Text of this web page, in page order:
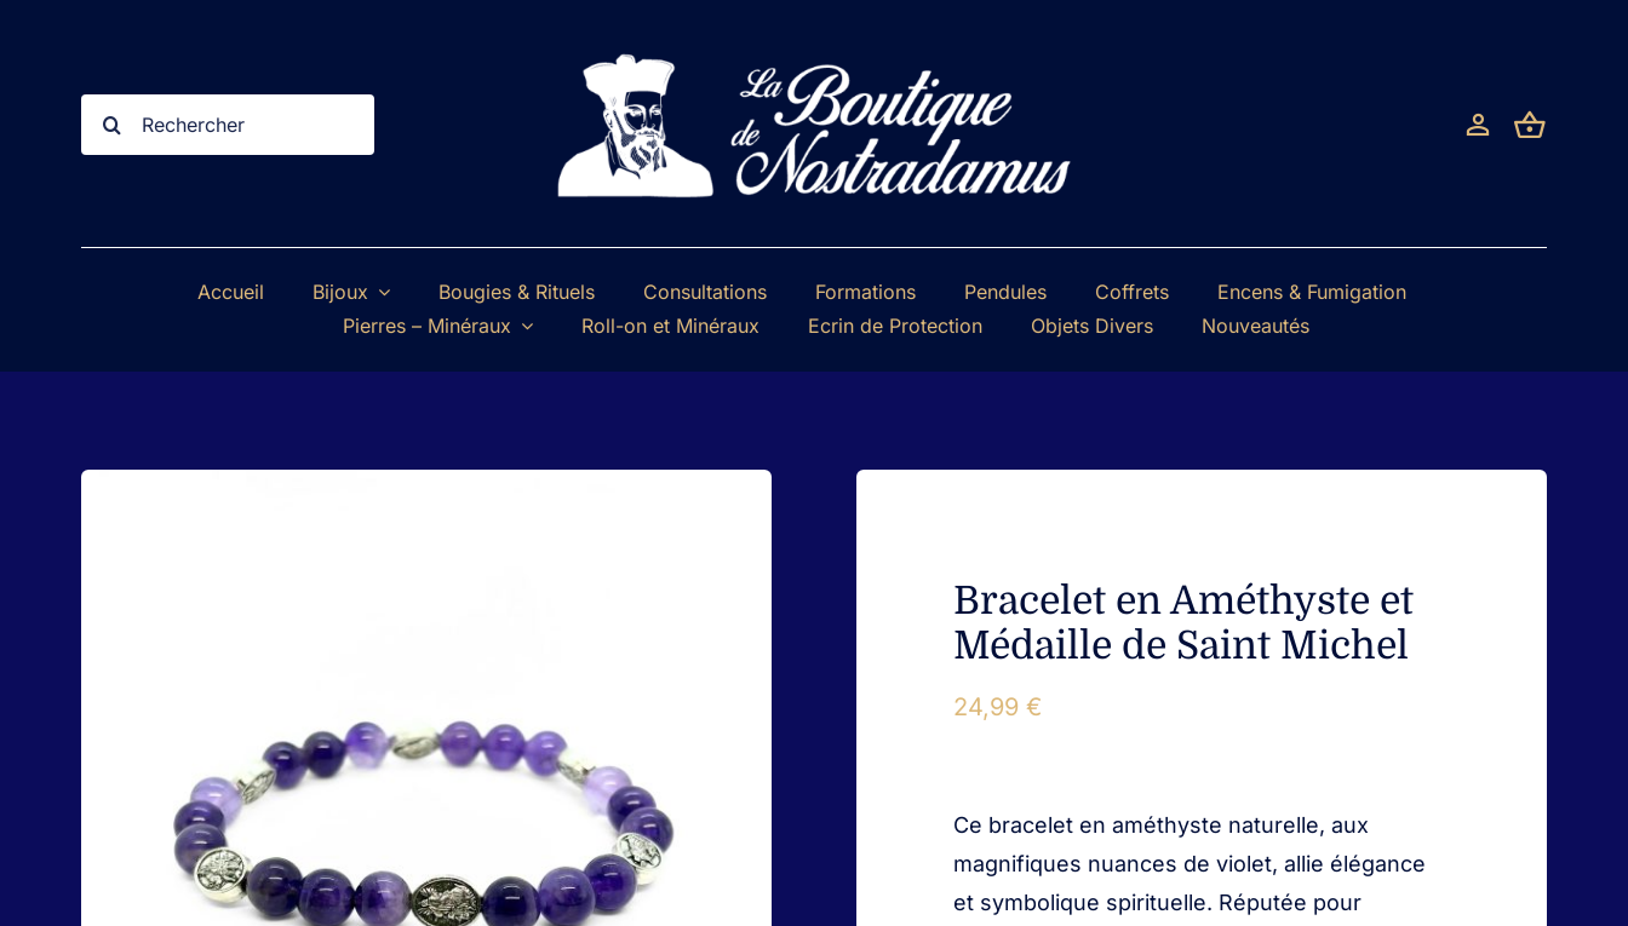
contenu
Rechercher:
Accueil Bijoux Bougies & Rituels Consultations Formations Pendules Coffrets
Encens & Fumigation
Pierres – Minéraux
Roll-on et Minéraux Ecrin de Protection Objets Divers Nouveautés
Bracelet en Améthyste et
Médaille de Saint Michel
24,99 €
Ce bracelet en améthyste naturelle, aux
magnifiques nuances de violet, allie élégance
et symbolique spirituelle. Réputée pour